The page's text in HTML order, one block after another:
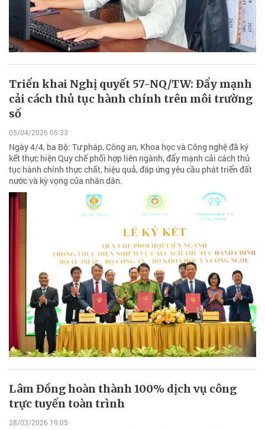
Triển khai Nghị quyết 57-NQ/TW: Đẩy mạnh
cải cách thủ tục hành chính trên môi trường
số
05/04/2026 05:33
Ngày 4/4, ba Bộ: Tư pháp, Công an, Khoa học và Công nghệ đã ký
kết thực hiện Quy chế phối hợp liên ngành, đẩy mạnh cải cách thủ
tục hành chính thực chất, hiệu quả, đáp ứng yêu cầu phát triển đất
nước và kỳ vọng của nhân dân.
Lâm Đồng hoàn thành 100% dịch vụ công
trực tuyến toàn trình
28/03/2026 19:05